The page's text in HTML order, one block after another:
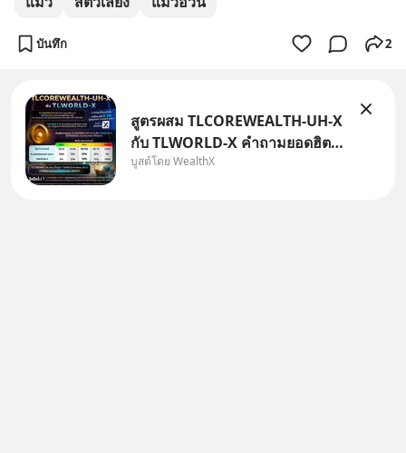
บันทึก 2
สูตรผสม TLCOREWEALTH-UH-X
กับ TLWORLD-X คำถามยอดฮิตที่
คนใช้ WealthX ถามเข้ามา
บูสต์โดย WealthX